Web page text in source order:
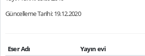
Güncelleme Tarihi: 19.12.2020
Eser Adı Yayın evi